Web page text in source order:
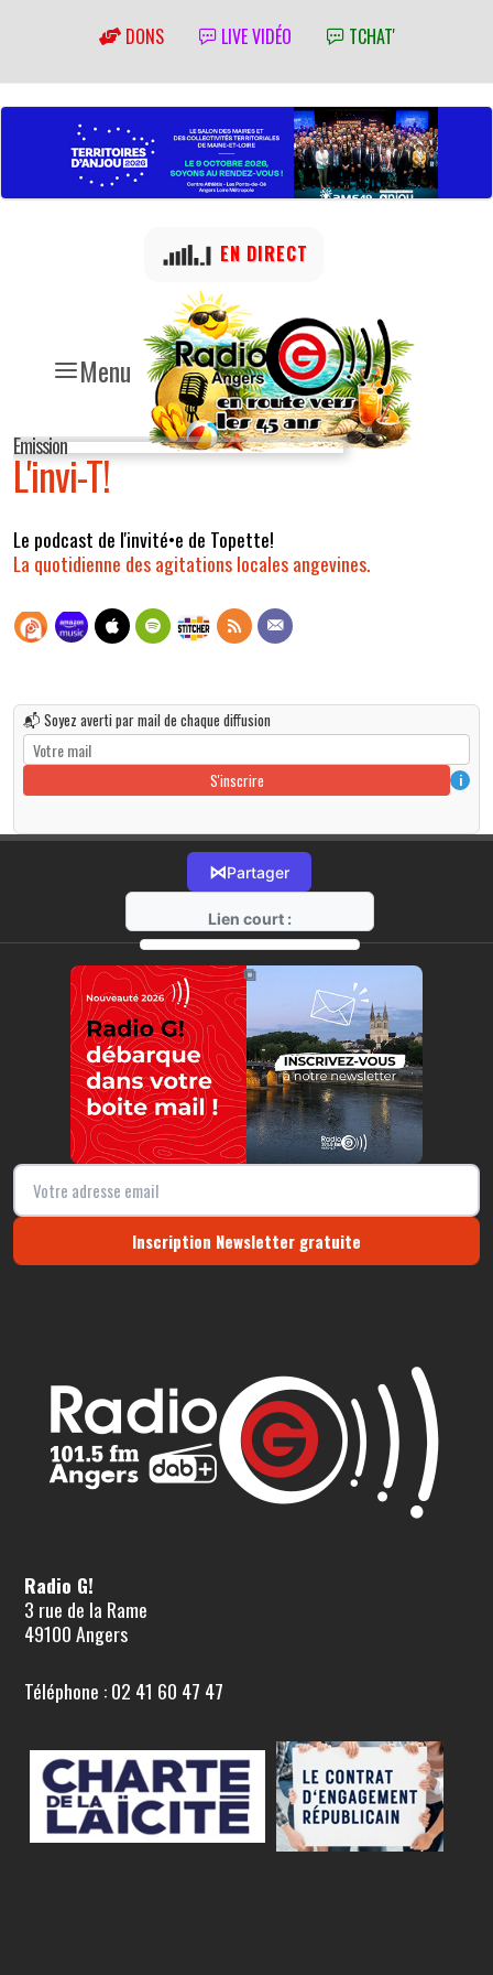
DONS LIVE VIDÉO TCHAT'
Menu
EN DIRECT
Emission
L'invi-T!
Le podcast de l'invité•e de Topette!
La quotidienne des agitations locales angevines.
📬 Soyez averti par mail de chaque diffusion
S'inscrire i
⋈Partager
Lien court :
https://radio-g.fr?r263
⧉
Inscription Newsletter gratuite
Radio G!
3 rue de la Rame
49100 Angers
Téléphone : 02 41 60 47 47